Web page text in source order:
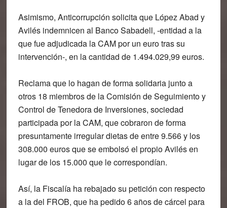
Asimismo, Anticorrupción solicita que López Abad y
Avilés indemnicen al Banco Sabadell, -entidad a la
que fue adjudicada la CAM por un euro tras su
intervención-, en la cantidad de 1.494.029,99 euros.
Reclama que lo hagan de forma solidaria junto a
otros 18 miembros de la Comisión de Seguimiento y
Control de Tenedora de Inversiones, sociedad
participada por la CAM, que cobraron de forma
presuntamente irregular dietas de entre 9.566 y los
308.000 euros que se embolsó el propio Avilés en
lugar de los 15.000 que le correspondían.
Así, la Fiscalía ha rebajado su petición con respecto
a la del FROB, que ha pedido 6 años de cárcel para